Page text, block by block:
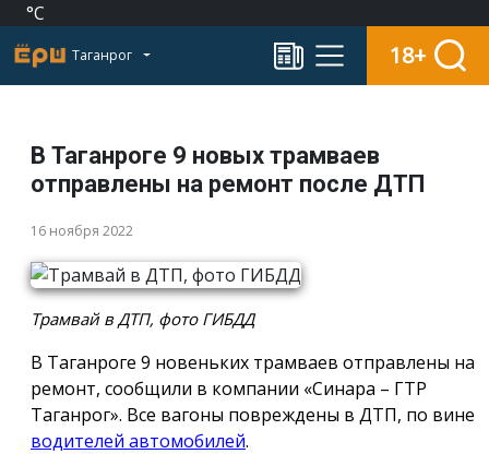
°C
Таганрог 18+
В Таганроге 9 новых трамваев
отправлены на ремонт после ДТП
16 ноября 2022
Трамвай в ДТП, фото ГИБДД
В Таганроге 9 новеньких трамваев отправлены на
ремонт, сообщили в компании «Синара – ГТР
Таганрог». Все вагоны повреждены в ДТП, по вине
водителей автомобилей.